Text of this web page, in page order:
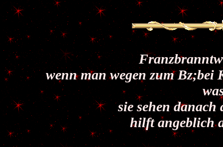
wenn man wegen zum
sie sehen danach
hilft angeblich